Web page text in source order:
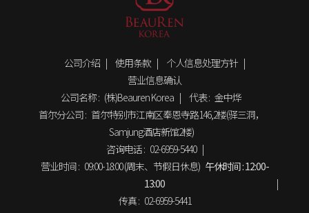
公司介绍 使用条款
个人信息处理方针
营业信息确认
公司名称 : (株)Beauren Korea 代表 : 金中烨
首尔分公司 : 首尔特别市江南区奉恩寺路146,2楼(驿三洞，
Samjung酒店新馆2楼)
咨询电话 : 02-6959-5440
营业时间 : 09:00-18:00 (周末、节假日休息) 午休时间 :12:00-
13:00
传真 : 02-6959-5441